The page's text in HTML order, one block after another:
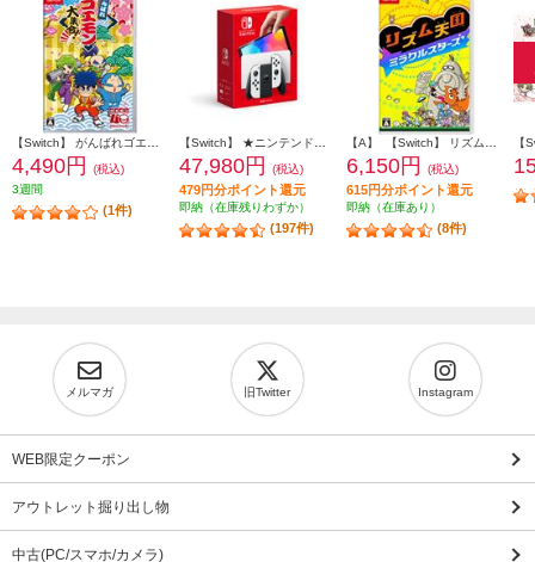
4,490円
(税込)
3週間
(1件)
47,980円 (税込)
479円分ポイント還元
即納（在庫残りわずか）
(197件)
6,150円 (税込)
615円分ポイント還元
即納（在庫あり）
(8件)
メルマガ 旧Twitter Instagram
WEB限定クーポン
アウトレット掘り出し物
中古(PC/スマホ/カメラ)